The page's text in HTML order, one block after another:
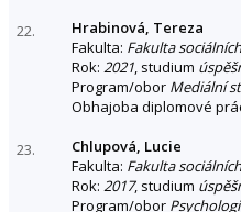
22.
Hrabinová, Tereza
Fakulta: Fakulta
Rok: 2021, studium
Program/obor Mediální
Obhajoba diplomové
23.
Chlupová, Lucie
Fakulta: Fakulta
Rok: 2017, studium
Program/obor